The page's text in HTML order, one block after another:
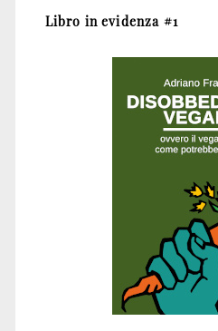
Libro in evidenza #1